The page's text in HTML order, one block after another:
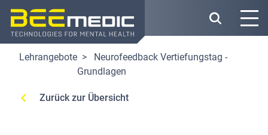
Direkt
zum
Inhalt
Lehrangebote
Neurofeedback Vertiefungstag -
Grundlagen
Zurück zur Übersicht